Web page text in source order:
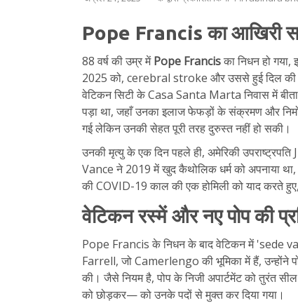
Pope Francis का आखिरी
88 वर्ष की उम्र मेंPope Francisका निधन हो
2025 को, cerebral stroke और उससे हुई दिल
वेटिकन सिटी के Casa Santa Marta निवास में
पड़ा था, जहाँ उनका इलाज फेफड़ों के संक्रमण और
गई लेकिन उनकी सेहत पूरी तरह दुरुस्त नहीं हो सकी।
उनकी मृत्यु के एक दिन पहले ही, अमेरिकी
Vance ने 2019 में खुद कैथोलिक धर्म को अपनाया
की COVID-19 काल की एक होमिली को याद करते हुए,
वेटिकन रस्में और नए पोप की
Pope Francis के निधन के बाद वेटिकन में 'sede
Farrell, जो Camerlengo की भूमिका में हैं, उन्होंने
की। जैसे नियम है, पोप के निजी अपार्टमेंट को तुरंत
को छोड़कर— को उनके पदों से मुक्त कर दिया गया।